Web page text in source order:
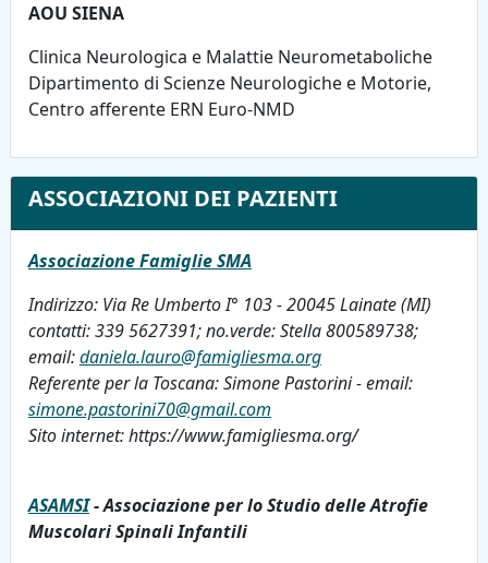
AOU SIENA
Clinica Neurologica e Malattie Neurometaboliche
Dipartimento di Scienze Neurologiche e Motorie,
Centro afferente ERN Euro-NMD
ASSOCIAZIONI DEI PAZIENTI
Associazione Famiglie SMA
Indirizzo: Via Re Umberto I° 103 - 20045 Lainate (MI)
contatti: 339 5627391; no.verde: Stella 800589738;
email:daniela.lauro@famigliesma.org
Referente per la Toscana: Simone Pastorini - email:
simone.pastorini70@gmail.com
Sito internet: https://www.famigliesma.org/
ASAMSI- Associazione per lo Studio delle Atrofie
Muscolari Spinali Infantili